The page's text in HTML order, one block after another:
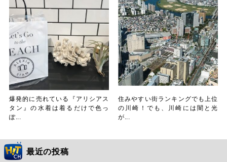
爆発的に売れている『アリシアス
タン』の水着は着るだけで色っ
ぽ...
住みやすい街ランキングでも上位
の川崎！でも、川崎には闇と光
が...
最近の投稿